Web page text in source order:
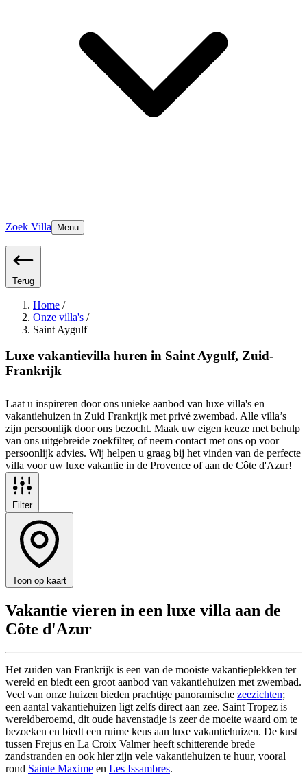
Zoek Villa Menu
Terug
Home /
Onze villa's /
Saint Aygulf
Luxe vakantievilla huren in Saint Aygulf, Zuid-
Frankrijk
Laat u inspireren door ons unieke aanbod van luxe villa's en
vakantiehuizen in Zuid Frankrijk met privé zwembad. Alle villa’s
zijn persoonlijk door ons bezocht. Maak uw eigen keuze met behulp
van ons uitgebreide zoekfilter, of neem contact met ons op voor
persoonlijk advies. Wij helpen u graag bij het vinden van de perfecte
villa voor uw luxe vakantie in de Provence of aan de Côte d'Azur!
Filter
Toon op kaart
Vakantie vieren in een luxe villa aan de
Côte d'Azur
Het zuiden van Frankrijk is een van de mooiste vakantieplekken ter
wereld en biedt een groot aanbod van vakantiehuizen met zwembad.
Veel van onze huizen bieden prachtige panoramische zeezichten;
een aantal vakantiehuizen ligt zelfs direct aan zee. Saint Tropez is
wereldberoemd, dit oude havenstadje is zeer de moeite waard om te
bezoeken en biedt een ruime keus aan luxe vakantiehuizen. De kust
tussen Frejus en La Croix Valmer heeft schitterende brede
zandstranden en ook hier zijn vele vakantiehuizen te huur, vooral
rond Sainte Maxime en Les Issambres.